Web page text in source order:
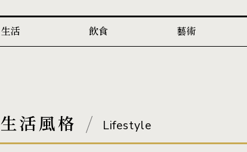
生活 飲食 藝術
生活風格 Lifestyle